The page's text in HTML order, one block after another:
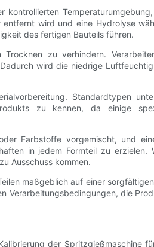
wird und eine Hydrolyse
des fertigen Bauteils führen.
zu verhindern.
wird die niedrige
Standardtypen
zu kennen, da einige
Farbstoffe vorgemischt, und
in jedem Formteil zu
Ausschuss kommen.
maßgeblich auf einer
Verarbeitungsbedingungen, die
der Spritzgießmaschine